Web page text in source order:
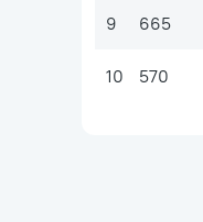
9
665
10
570